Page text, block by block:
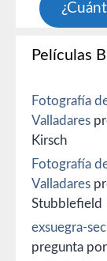
Películas
Fotografía
Valladares
Kirsch
Fotografía
Valladares
Stubblefield
exsuegra-
pregunta